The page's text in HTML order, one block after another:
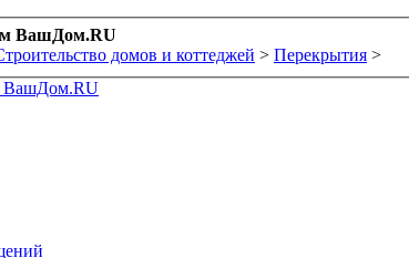
ВашДом.RU
домов и коттеджей > Перекрытия >